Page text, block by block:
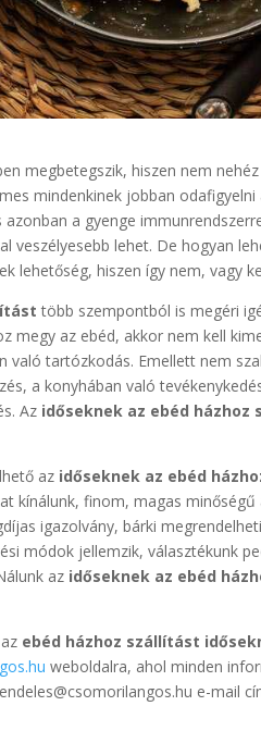
megbetegszik, hiszen nem
mindenkinek jobban
a gyenge
veszélyesebb lehet. De hogyan
lehetőség, hiszen így nem, vagy
több szempontból is megéri
megy az ebéd, akkor nem kell
tartózkodás. Emellett nem
a konyhában való
Az időseknek az ebéd házhoz
az időseknek az ebéd
kínálunk, finom, magas
igazolvány, bárki
módok jellemzik, választékunk
az időseknek az ebéd
ebéd házhoz szállítást
weboldalra, ahol minden
e-mail